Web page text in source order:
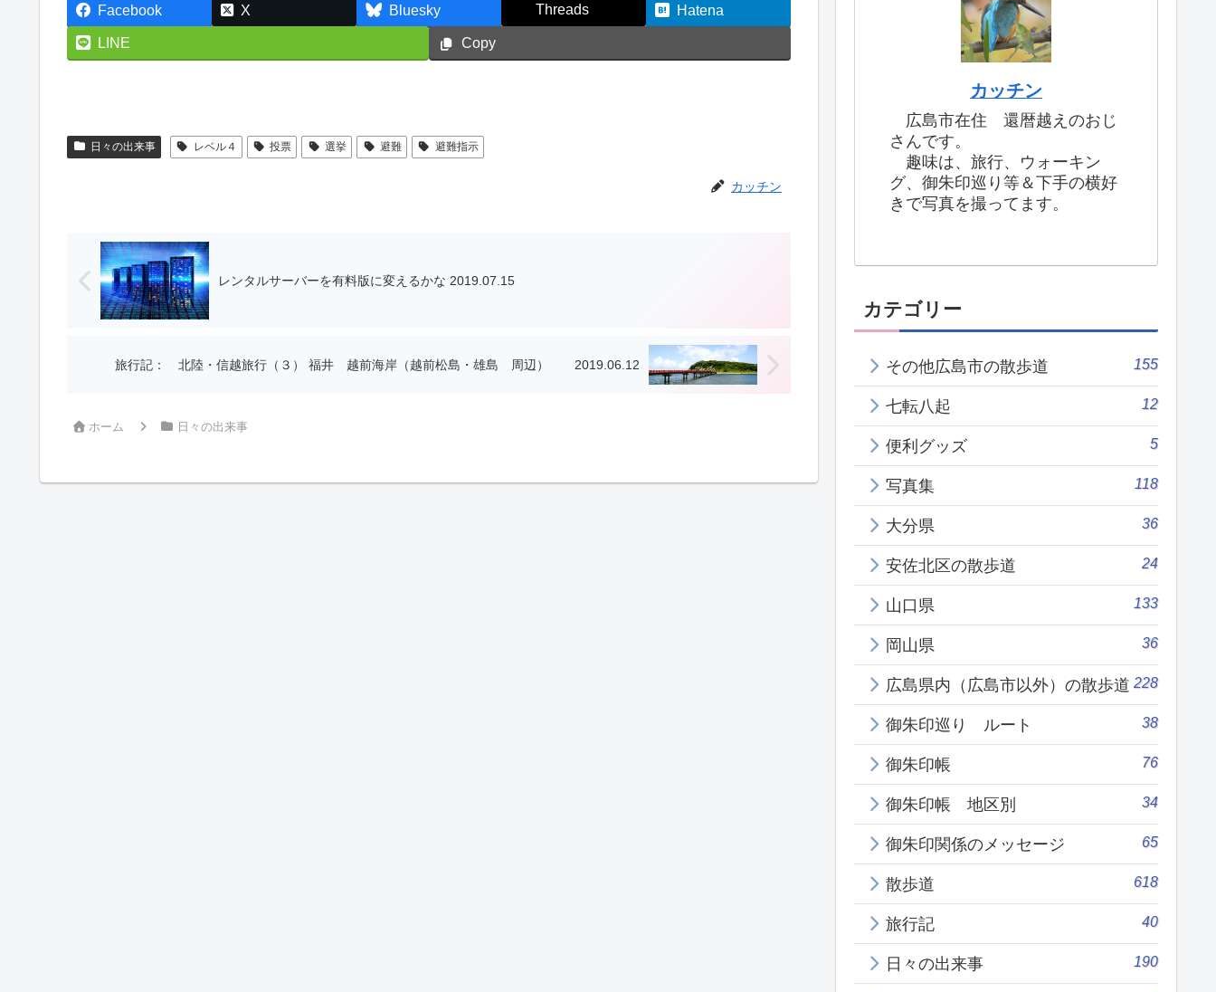
Facebook X Bluesky Threads
Hatena
LINE
Copy
日々の出来事 レベル４ 投票 選挙 避難 避難指示
カッチン
レンタルサーバーを有料版に変えるかな 2019.07.15
旅行記： 北陸・信越旅行（３） 福井 越前海岸（越前松島・雄島 周辺） 2019.06.12
ホーム 日々の出来事
カッチン
広島市在住 還暦越えのおじ
さんです。
趣味は、旅行、ウォーキン
グ、御朱印巡り等＆下手の横好
きで写真を撮ってます。
カテゴリー
その他広島市の散歩道 155
七転八起 12
便利グッズ 5
写真集 118
大分県 36
安佐北区の散歩道 24
山口県 133
岡山県 36
広島県内（広島市以外）の散歩道 228
御朱印巡り ルート 38
御朱印帳 76
御朱印帳 地区別 34
御朱印関係のメッセージ 65
散歩道 618
旅行記 40
日々の出来事 190